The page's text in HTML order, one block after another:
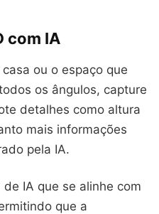
com IA
ou o espaço que
os ângulos, capture
detalhes como altura
mais informações
pela IA.
IA que se alinhe com
que a